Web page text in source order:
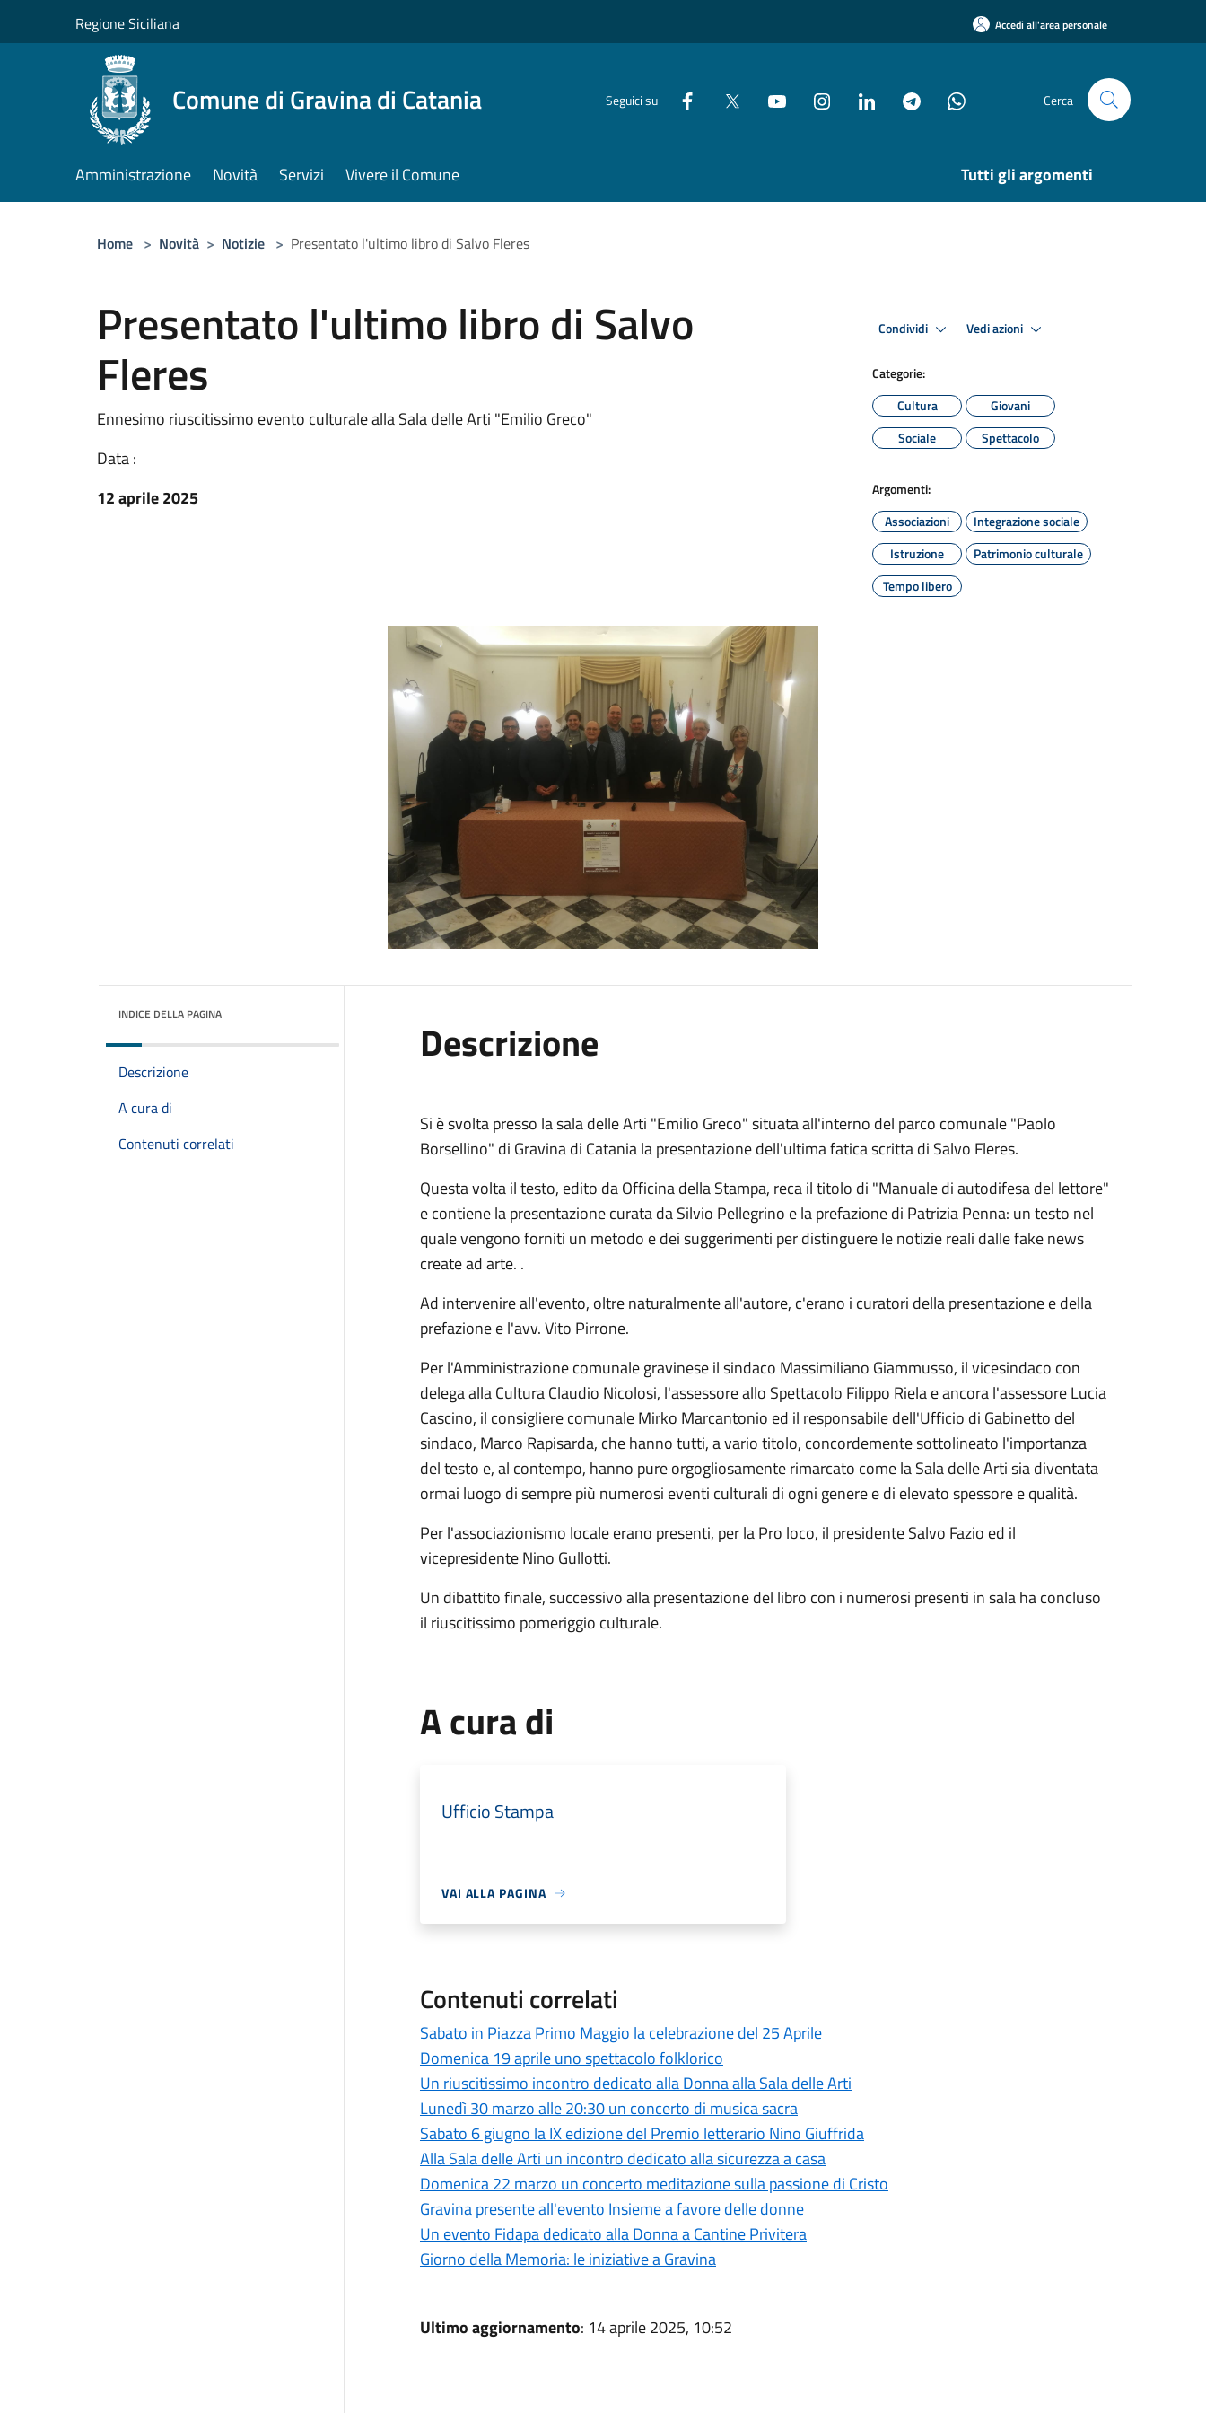
Regione Siciliana Accedi all'area personale
Comune di Gravina di Catania Seguici su Cerca
Amministrazione Novità Servizi Vivere il Comune Tutti gli argomenti
Home > Novità > Notizie > Presentato l'ultimo libro di Salvo Fleres
Presentato l'ultimo libro di Salvo
Fleres
Ennesimo riuscitissimo evento culturale alla Sala delle Arti "Emilio Greco"
Data :
12 aprile 2025
Condividi Vedi azioni
Categorie:
Cultura
Giovani
Sociale
Spettacolo
Argomenti:
Associazioni
Integrazione sociale
Istruzione
Patrimonio culturale
Tempo libero
INDICE DELLA PAGINA
Descrizione
A cura di
Contenuti correlati
Descrizione
Si è svolta presso la sala delle Arti "Emilio Greco" situata all'interno del parco comunale "Paolo
Borsellino" di Gravina di Catania la presentazione dell'ultima fatica scritta di Salvo Fleres.
Questa volta il testo, edito da Officina della Stampa, reca il titolo di "Manuale di autodifesa del lettore"
e contiene la presentazione curata da Silvio Pellegrino e la prefazione di Patrizia Penna: un testo nel
quale vengono forniti un metodo e dei suggerimenti per distinguere le notizie reali dalle fake news
create ad arte. .
Ad intervenire all'evento, oltre naturalmente all'autore, c'erano i curatori della presentazione e della
prefazione e l'avv. Vito Pirrone.
Per l'Amministrazione comunale gravinese il sindaco Massimiliano Giammusso, il vicesindaco con
delega alla Cultura Claudio Nicolosi, l'assessore allo Spettacolo Filippo Riela e ancora l'assessore Lucia
Cascino, il consigliere comunale Mirko Marcantonio ed il responsabile dell'Ufficio di Gabinetto del
sindaco, Marco Rapisarda, che hanno tutti, a vario titolo, concordemente sottolineato l'importanza
del testo e, al contempo, hanno pure orgogliosamente rimarcato come la Sala delle Arti sia diventata
ormai luogo di sempre più numerosi eventi culturali di ogni genere e di elevato spessore e qualità.
Per l'associazionismo locale erano presenti, per la Pro loco, il presidente Salvo Fazio ed il
vicepresidente Nino Gullotti.
Un dibattito finale, successivo alla presentazione del libro con i numerosi presenti in sala ha concluso
il riuscitissimo pomeriggio culturale.
A cura di
Ufficio Stampa
VAI ALLA PAGINA
Contenuti correlati
Sabato in Piazza Primo Maggio la celebrazione del 25 Aprile
Domenica 19 aprile uno spettacolo folklorico
Un riuscitissimo incontro dedicato alla Donna alla Sala delle Arti
Lunedì 30 marzo alle 20:30 un concerto di musica sacra
Sabato 6 giugno la IX edizione del Premio letterario Nino Giuffrida
Alla Sala delle Arti un incontro dedicato alla sicurezza a casa
Domenica 22 marzo un concerto meditazione sulla passione di Cristo
Gravina presente all'evento Insieme a favore delle donne
Un evento Fidapa dedicato alla Donna a Cantine Privitera
Giorno della Memoria: le iniziative a Gravina
Ultimo aggiornamento: 14 aprile 2025, 10:52